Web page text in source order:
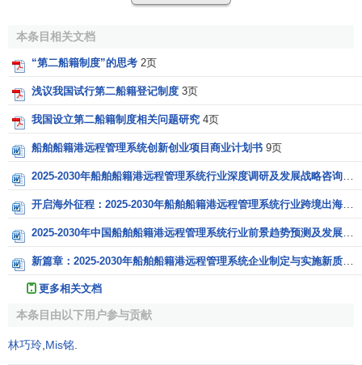
③降低营运成本，增强竞争力；
⑤可以自由选择 航线，自订运价，不受
⑥可自由处分船舶和运用外汇：
⑦可逃避军事征用等。
参考文献
↑杨茅甄主编.现代物流（Logistics）理论与实务.上海
↑杨凤梅 周岳梅主编.国际货物运输保险.北京大学出
版社,2009.08.
本条目相关文档
“第二船籍制度”的思考 2页
浅议我国试行第二船籍登记制度 3页
我国设立第二船籍制度相关问题研究 4页
船舶船籍港远程管理系统创新创业项目商业计划书 9页
2025-2030年船舶船籍港远程管理系统行业深度调研及发展战略咨询报告
开启海外征程：2025-2030年船舶船籍港远程管理系统行业跨境出海战略研究报告
2025-2030年中国船舶船籍港远程管理系统行业前景趋势预测及发展战略咨询报告
新篇章：2025-2030年船舶船籍港远程管理系统企业制定与实施新质生产力战略研究报告
更多相关文档
本条目由以下用户参与贡献
林巧玲 Mis铭